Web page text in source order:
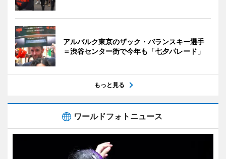
アルバルク東京のザック・バランスキー選手
＝渋谷センター街で今年も「七夕パレード」
もっと見る
ワールドフォトニュース